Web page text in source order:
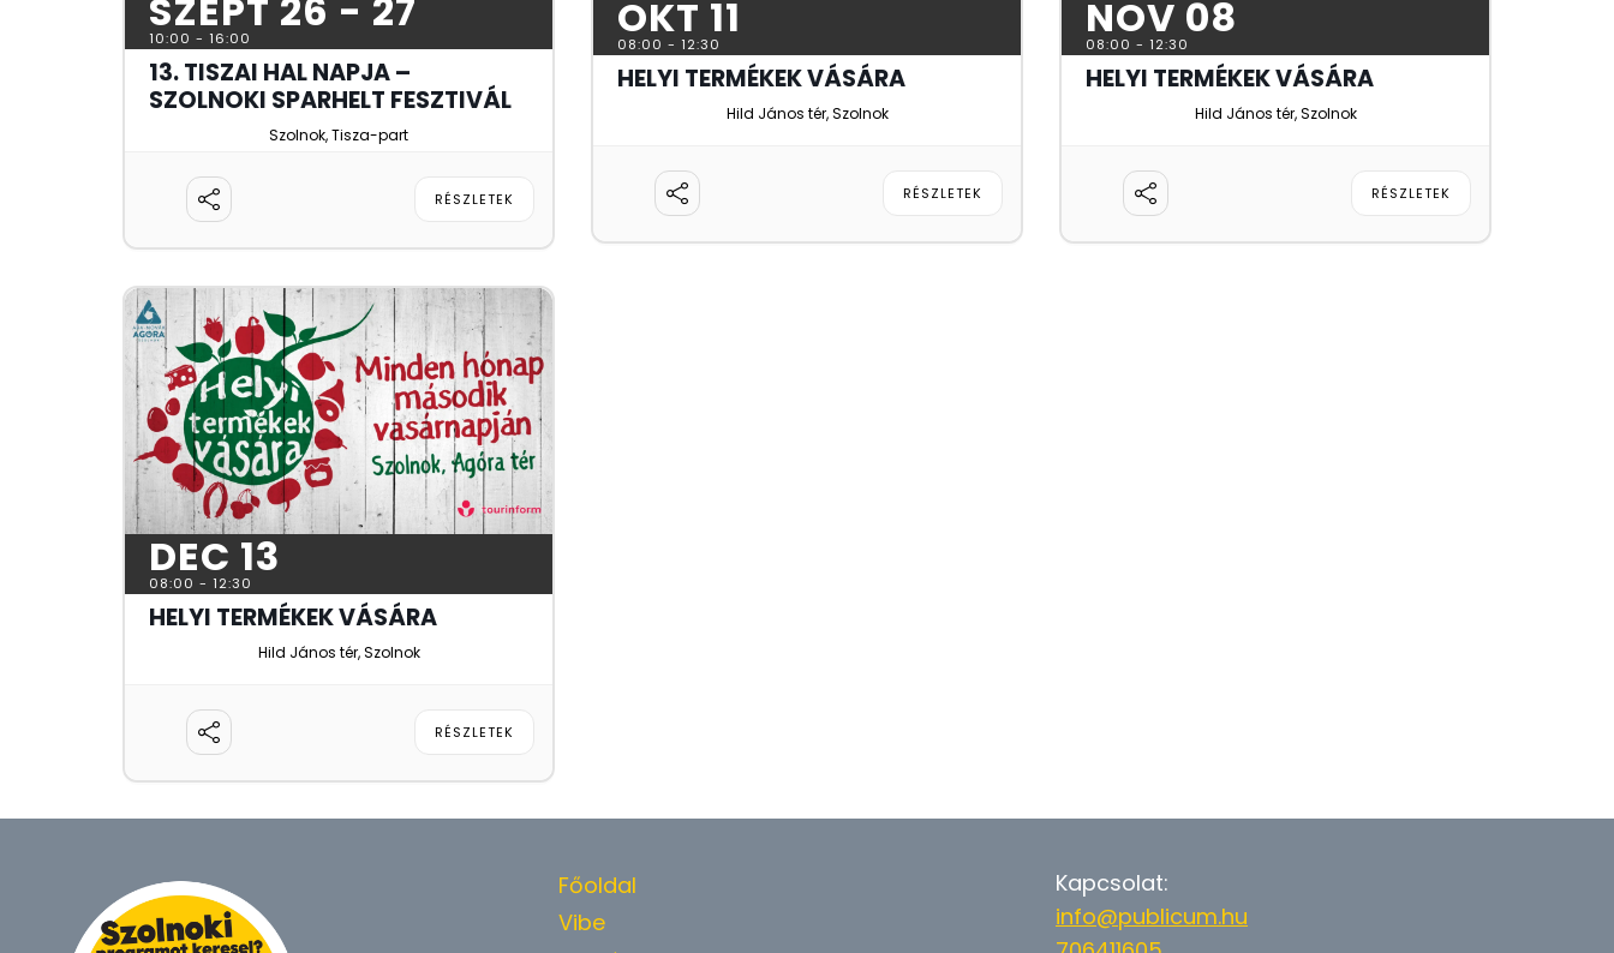
SZEPT 26 - 27
10:00 - 16:00
13. TISZAI HAL NAPJA –
SZOLNOKI SPARHELT FESZTIVÁL
Szolnok, Tisza-part
RÉSZLETEK
OKT 11
08:00 - 12:30
HELYI TERMÉKEK VÁSÁRA
Hild János tér, Szolnok
RÉSZLETEK
NOV 08
08:00 - 12:30
HELYI TERMÉKEK VÁSÁRA
Hild János tér, Szolnok
RÉSZLETEK
DEC 13
08:00 - 12:30
HELYI TERMÉKEK VÁSÁRA
Hild János tér, Szolnok
RÉSZLETEK
Főoldal
Vibe
Kapcsolat:
info@publicum.hu